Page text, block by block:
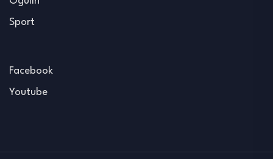
Sport
Facebook
Youtube